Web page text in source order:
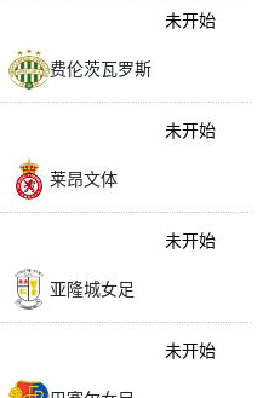
费伦茨瓦罗斯
未开始
莱昂文体
未开始
亚隆城女足
未开始
未开始